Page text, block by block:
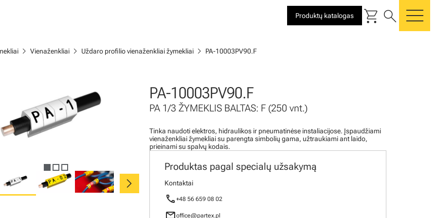
Produktų katalogas shopping_cart search
chevron_right Vienaženkliai chevron_right Uždaro profilio vienaženkliai žymekliai chevron_right PA-10003PV90.F
chevron_right
PA-10003PV90.F
PA 1/3 ŽYMEKLIS BALTAS: F (250 vnt.)
Tinka naudoti elektros, hidraulikos ir pneumatinėse instaliacijose. Įspaudžiami
vienaženkliai žymekliai su parengta simbolių gama, užtraukiami ant laido,
prieinami su spalvų kodais.
Produktas pagal specialų užsakymą
Kontaktai
call+48 56 659 08 02
office@partex.pl